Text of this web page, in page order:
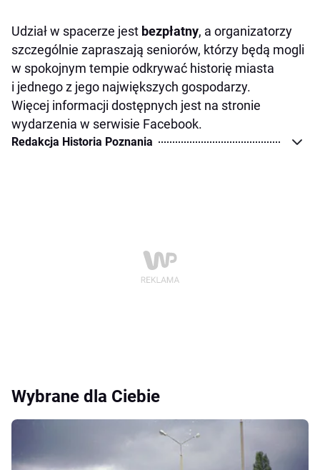
Udział w spacerze jest bezpłatny, a organizatorzy
szczególnie zapraszają seniorów, którzy będą mogli
w spokojnym tempie odkrywać historię miasta
i jednego z jego największych gospodarzy.
Więcej informacji dostępnych jest na stronie
wydarzenia w serwisie Facebook.
Redakcja Historia Poznania
Wybrane dla Ciebie